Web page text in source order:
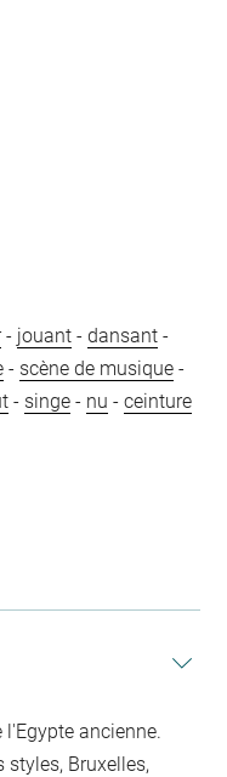
- jouant -dansant -
- scène de musique -
- singe - nu -ceinture
l'Egypte ancienne.
styles, Bruxelles,